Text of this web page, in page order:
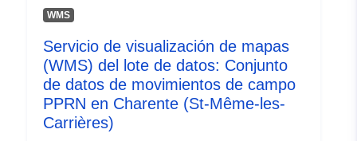
prevención de riesgos importantes. Según lo decidido
competencia del Estado y contiene tres categorías de
información: — zonificación reglamentaria que delimita
las zonas geográficas en las que las normativas
específicas imponen requisitos que varían en función
del nivel de peligro al que esté expuesta la zona; — los
peligros en el origen del riesgo; — los problemas
WMS
Servicio de visualización de mapas
(WMS) del lote de datos: Conjunto
de datos de movimientos de campo
PPRN en Charente (St-Même-les-
Carrières)